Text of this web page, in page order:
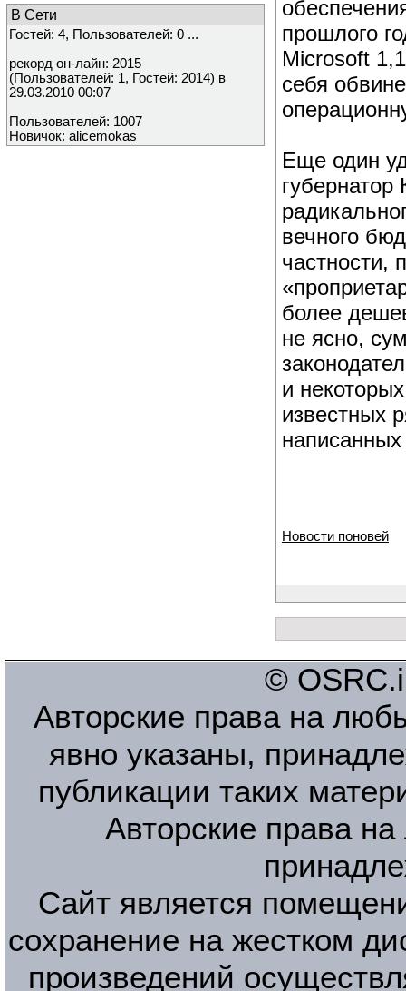
В Сети
Гостей: 4, Пользователей: 0 ...
рекорд он-лайн: 2015
(Пользователей: 1, Гостей: 2014) в
29.03.2010 00:07
Пользователей: 1007
Новичок: alicemokas
прошлого
Microsoft
себя
Еще один
вечного
частности,
более
не ясно,
и
известных
Новости поновей
©
Авторские права на
явно указаны,
публикации таких
Авторские права
Сайт является
сохранение на жестком
произведений